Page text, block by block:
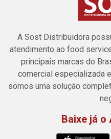
A Sost Distribuidora
atendimento ao food
principais marcas do
comercial especializada
somos uma solução
Baixe já o